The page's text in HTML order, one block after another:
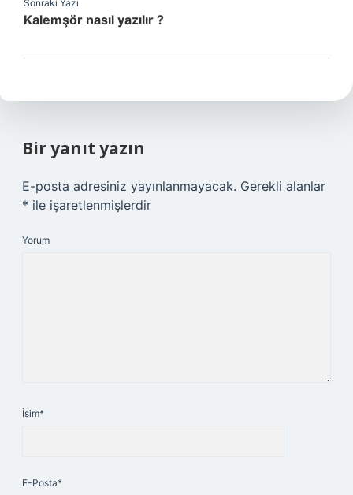
Sonraki Yazı
Kalemşör nasıl yazılır ?
Bir yanıt yazın
E-posta adresiniz yayınlanmayacak. Gerekli alanlar
* ile işaretlenmişlerdir
Yorum
İsim*
E-Posta*